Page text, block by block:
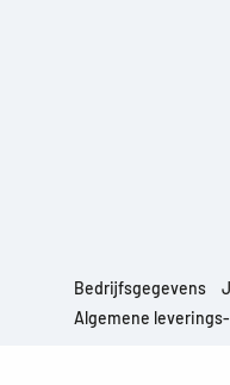
Bedrijfsgegevens
Algemene